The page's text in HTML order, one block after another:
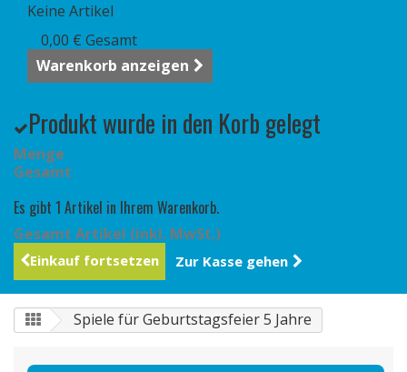
Keine Artikel
0,00 € Gesamt
Warenkorb anzeigen
Produkt wurde in den Korb gelegt
Menge
Gesamt
Es gibt 1 Artikel in Ihrem Warenkorb.
Gesamt Artikel (inkl. MwSt.)
Einkauf fortsetzen Zur Kasse gehen
Spiele für Geburtstagsfeier 5 Jahre